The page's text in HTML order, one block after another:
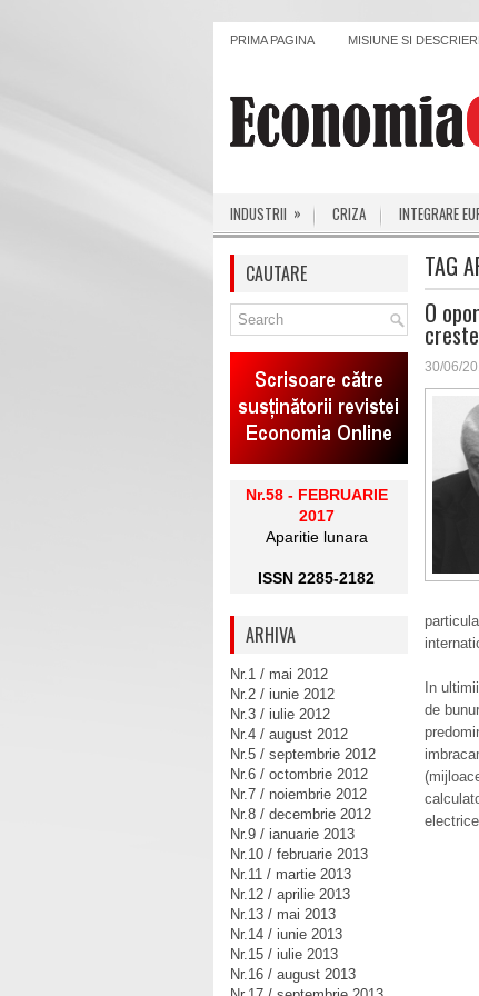
PRIMA PAGINA MISIUNE SI
INDUSTRII » CRIZA INTEGRARE
TAG
O
30/06/
In
de
CAUTARE
Nr.58 - FEBRUARIE
2017
Aparitie lunara
ISSN 2285-2182
ARHIVA
Nr.1 / mai 2012
Nr.2 / iunie 2012
Nr.3 / iulie 2012
Nr.4 / august 2012
Nr.5 / septembrie 2012
Nr.6 / octombrie 2012
Nr.7 / noiembrie 2012
Nr.8 / decembrie 2012
Nr.9 / ianuarie 2013
Nr.10 / februarie 2013
Nr.11 / martie 2013
Nr.12 / aprilie 2013
Nr.13 / mai 2013
Nr.14 / iunie 2013
Nr.15 / iulie 2013
Nr.16 / august 2013